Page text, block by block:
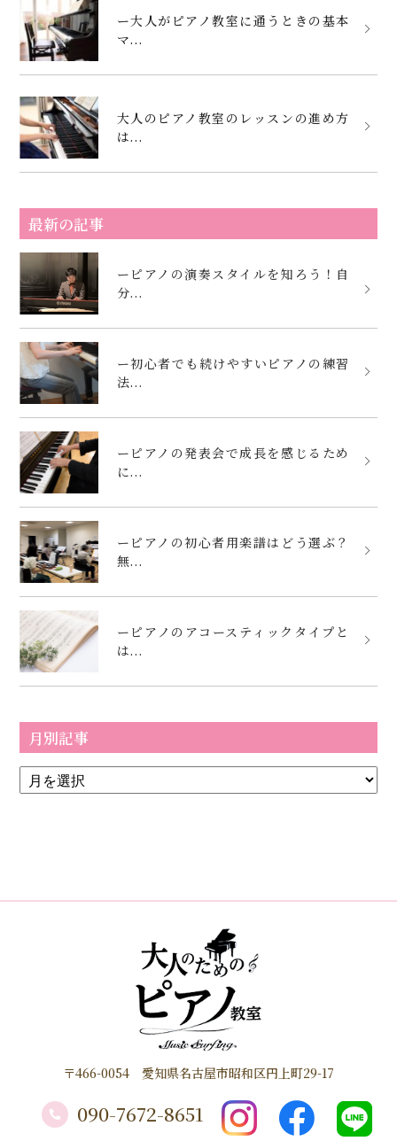
ー大人がピアノ教室に通うときの基本
マ...
大人のピアノ教室のレッスンの進め方
は...
最新の記事
ーピアノの演奏スタイルを知ろう！自
分...
ー初心者でも続けやすいピアノの練習
法...
ーピアノの発表会で成長を感じるため
に...
ーピアノの初心者用楽譜はどう選ぶ？
無...
ーピアノのアコースティックタイプと
は...
月別記事
〒466-0054 愛知県名古屋市昭和区円上町29-17
090-7672-8651